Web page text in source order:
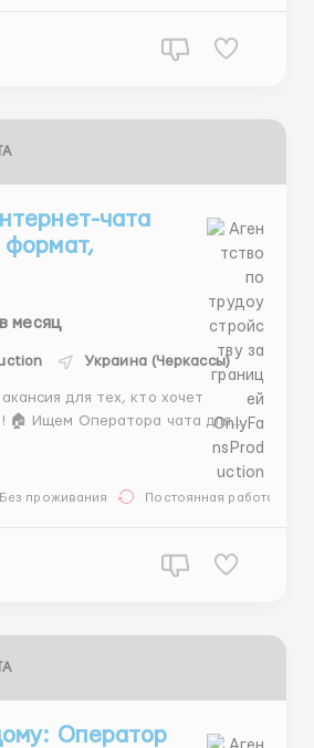
чата
формат,
месяц
Украина (Черкассы)
для тех, кто хочет
🏠 Ищем Оператора чата для
в онлайн-формате. Веди
детали сотрудничества,
Личные данные не нужны,
Без проживания Постоянная работа
Оператор